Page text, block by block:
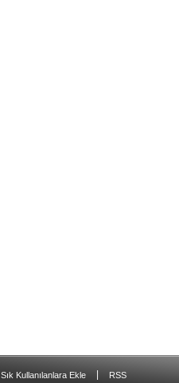
Sık Kullanılanlara Ekle RSS